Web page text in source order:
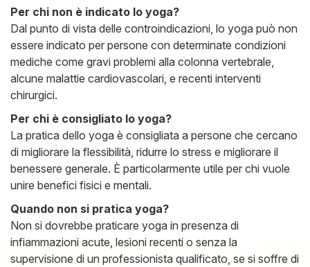
Per chi non è indicato lo yoga?
Dal punto di vista delle controindicazioni, lo yoga può non
essere indicato per persone con determinate condizioni
mediche come gravi problemi alla colonna vertebrale,
alcune malattie cardiovascolari, e recenti interventi
chirurgici.
Per chi è consigliato lo yoga?
La pratica dello yoga è consigliata a persone che cercano
di migliorare la flessibilità, ridurre lo stress e migliorare il
benessere generale. È particolarmente utile per chi vuole
unire benefici fisici e mentali.
Quando non si pratica yoga?
Non si dovrebbe praticare yoga in presenza di
infiammazioni acute, lesioni recenti o senza la
supervisione di un professionista qualificato, se si soffre di